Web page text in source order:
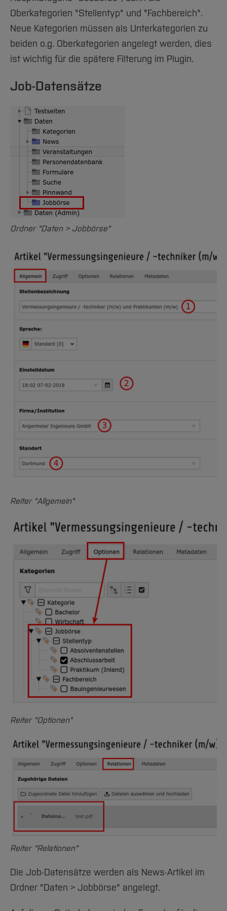
Arbeiten im FB G
Forschung und Projekte
International
Team
Service
Studiengänge
Studieninteressierte
Aktuelles
Studium
Fachgruppen
Forschung und Entwicklung
Team
Service
Amtliche Bekanntmachungen
Notfall-Infos
BO Shop
Familiengerechte Hochschule
Gleichstellung
Diskriminierungsfreie Hochschule
Vertretungen
Hochschulbibliothek
Hochschulkommunikation
International Office
Medienzentrum
Online-Formulare erstellen
OpenGraph-Image
Bilder-Richtlinie
Seiteneigenschaften
Studien Übersicht
Tabellen
Logos
Überschriften
Veranstaltung
Verlaufswerkzeug: Seiten und
Seiteninhaltselemente rekonstruieren
Oberkategorien "Stellentyp" und "Fachbereich".
Neue Kategorien müssen als Unterkategorien zu
beiden o.g. Oberkategorien angelegt werden, dies
ist wichtig für die spätere Filterung im Plugin.
Job-Datensätze
Ordner "Daten > Jobbörse"
Reiter "Allgemein"
Reiter "Optionen"
Reiter "Relationen"
Die Job-Datensätze werden als News-Artikel im
Ordner "Daten > Jobbörse" angelegt.